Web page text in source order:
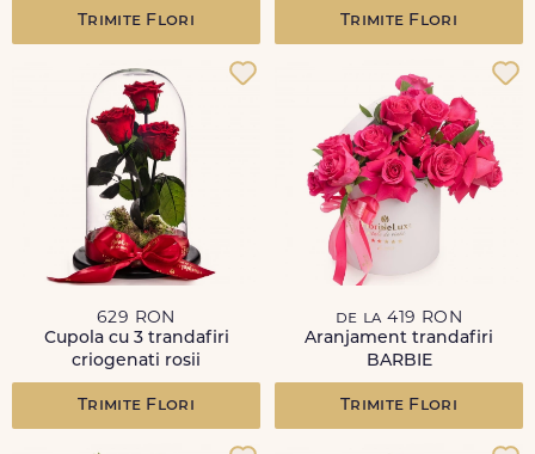
Trimite Flori Trimite Flori
629 RON
Cupola cu 3 trandafiri
criogenati rosii
Trimite Flori
de la 419 RON
Aranjament trandafiri
BARBIE
Trimite Flori